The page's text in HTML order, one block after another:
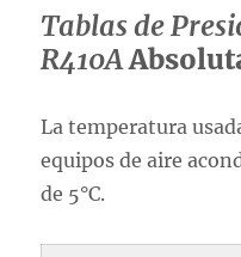
Tablas de
R410A
La temperatura
equipos de aire
de 5°C.